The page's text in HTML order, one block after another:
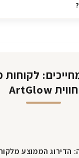
חווית ArtGlow